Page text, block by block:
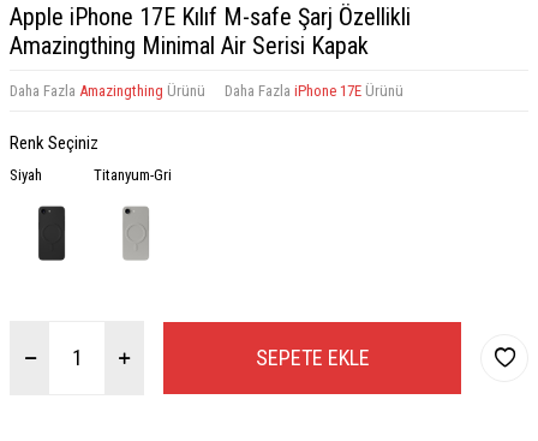
Apple iPhone 17E Kılıf M-safe Şarj Özellikli
Amazingthing Minimal Air Serisi Kapak
Daha Fazla Amazingthing Ürünü Daha Fazla iPhone 17E Ürünü
Renk Seçiniz
Siyah Titanyum-Gri
SEPETE EKLE